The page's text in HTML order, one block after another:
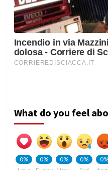
What do you feel
0%
0%
0%
0%
0%